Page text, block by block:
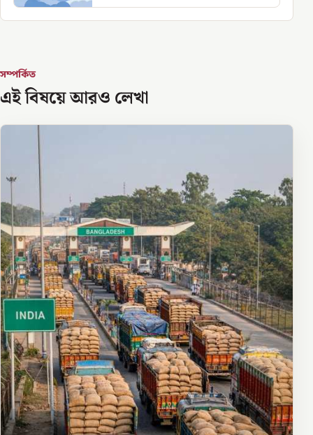
সম্পর্কিত
এই বিষয়ে আরও লেখা